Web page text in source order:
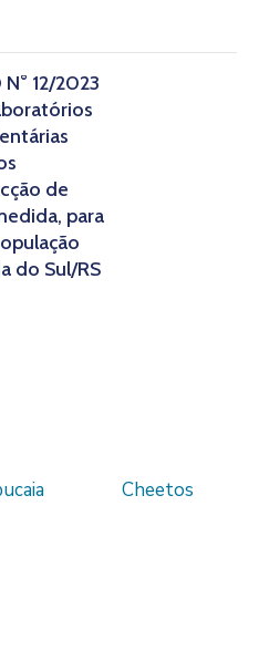
12/2023
de
para
do Sul/RS
Cheetos